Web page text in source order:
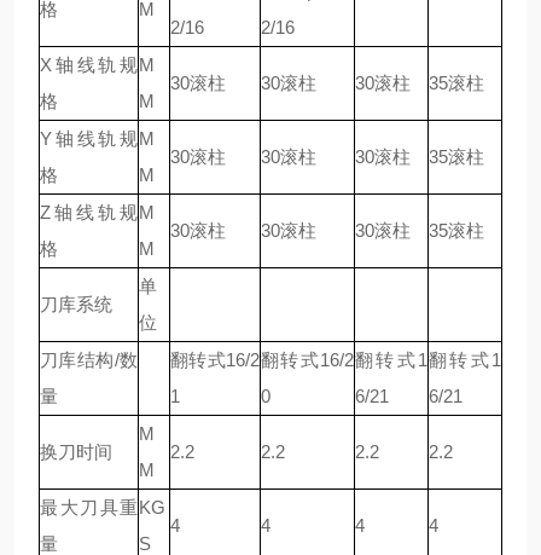
格
M
2/16
2/16
X轴线轨规
格
M
M
30滚柱 30滚柱 30滚柱 35滚柱
Y轴线轨规
格
M
M
30滚柱 30滚柱 30滚柱 35滚柱
Z轴线轨规
格
M
M
30滚柱 30滚柱 30滚柱 35滚柱
刀库系统
单
位
刀库结构/数
量
翻转式16/2
1
翻转式16/2
0
翻转式1
6/21
翻转式1
6/21
换刀时间
M
M
2.2 2.2 2.2 2.2
最大刀具重
量
KG
S
4 4 4 4